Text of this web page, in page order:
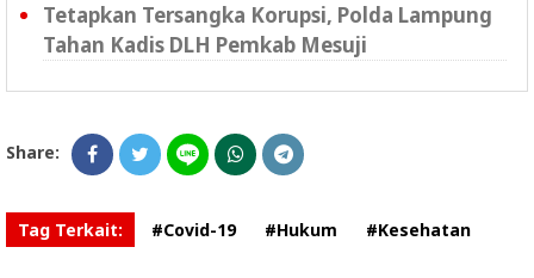
Tetapkan Tersangka Korupsi, Polda Lampung
Tahan Kadis DLH Pemkab Mesuji
Share:
Tag Terkait: #Covid-19 #Hukum #Kesehatan